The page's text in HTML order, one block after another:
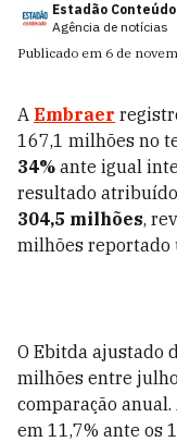
Estadão Conteúdo
Agência de notícias
Publicado em 6 de
A Embraer
167,1 milhões no
34% ante igual
resultado
304,5 milhões,
milhões reportado
O Ebitda ajustado
milhões entre
comparação
em 11,7% ante os